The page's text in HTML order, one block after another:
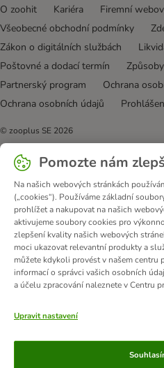
O zoohit Kariéra Firemní
Všeobecné obchodní podmínky
Zákon o digitálních službách
Poštovné a dodací termín
Partnerský program
Ochrana
Ochrana osobních údajů
© zooplus SE 2026
Pomozte nám
Na našich webových stránkách
(„cookies“). Používáme základní
prohlížet a nakupovat na našich
aktivujeme soubory cookies pro
zlepšení kvality našich webových
moci ukazovat relevantní produkty a
můžete kdykoli provést v našem centru
informací o správci vašich osobních
a účelu zpracování naleznete v Centru
Upravit nastavení